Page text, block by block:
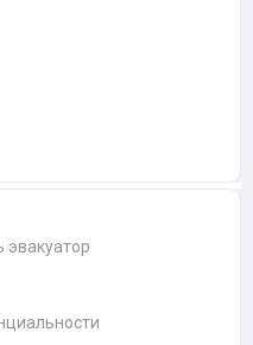
эвакуатор